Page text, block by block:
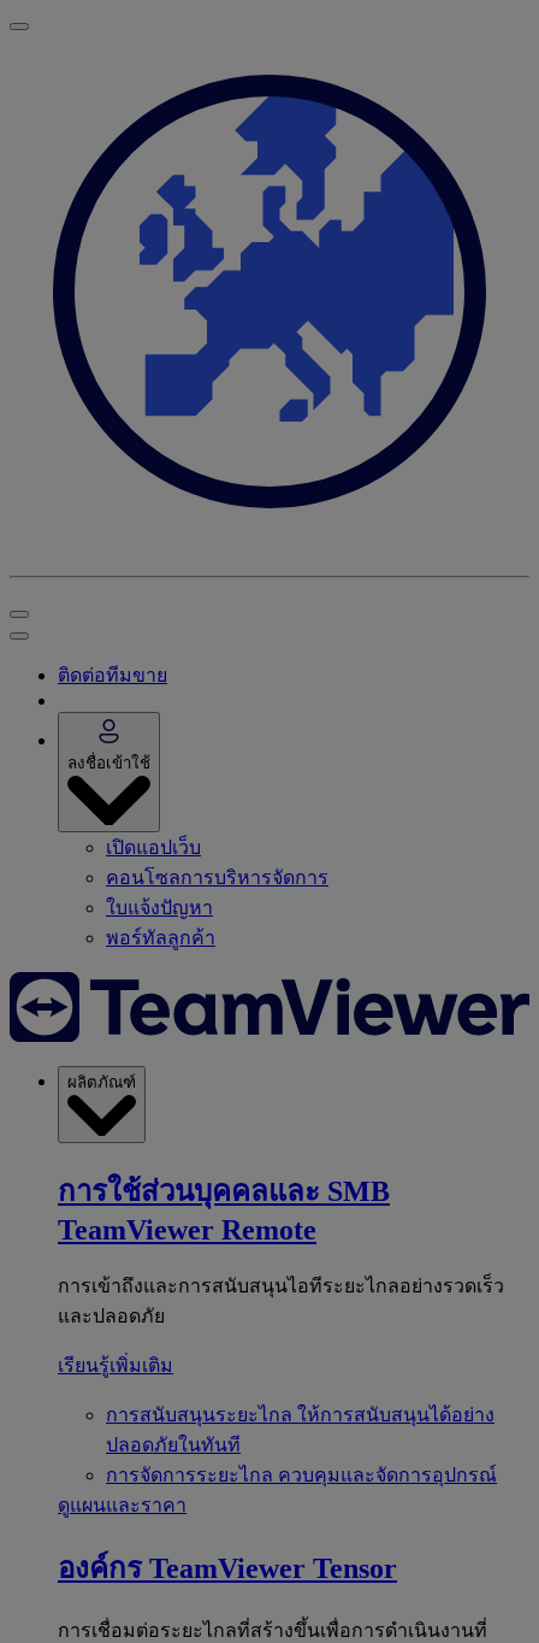
ติดต่อทีมขาย
ลงชื่อเข้าใช้
เปิดแอปเว็บ
คอนโซลการบริหารจัดการ
ใบแจ้งปัญหา
พอร์ทัลลูกค้า
ผลิตภัณฑ์
การใช้ส่วนบุคคลและ SMB
TeamViewer Remote
การเข้าถึงและการสนับสนุนไอทีระยะไกลอย่างรวดเร็ว
และปลอดภัย
เรียนรู้เพิ่มเติม
การสนับสนุนระยะไกล ให้การสนับสนุนได้อย่าง
ปลอดภัยในทันที
การจัดการระยะไกล ควบคุมและจัดการอุปกรณ์
ดูแผนและราคา
องค์กร TeamViewer Tensor
การเชื่อมต่อระยะไกลที่สร้างขึ้นเพื่อการดำเนินงานที่